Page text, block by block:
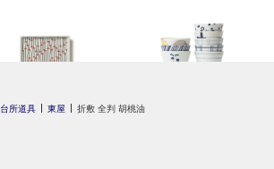
干し柿・田田道・野道
台所道具 東屋 折敷 全判 胡桃油